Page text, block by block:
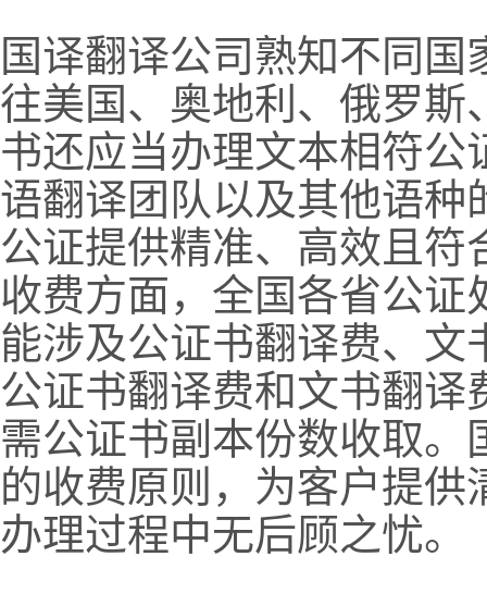
国译翻译公司熟知不同
往美国、奥地利、俄罗斯
书还应当办理文本相符
语翻译团队以及其他语种
公证提供精准、高效且
收费方面，全国各省公
能涉及公证书翻译费、
公证书翻译费和文书翻
需公证书副本份数收取
的收费原则，为客户提
办理过程中无后顾之忧。